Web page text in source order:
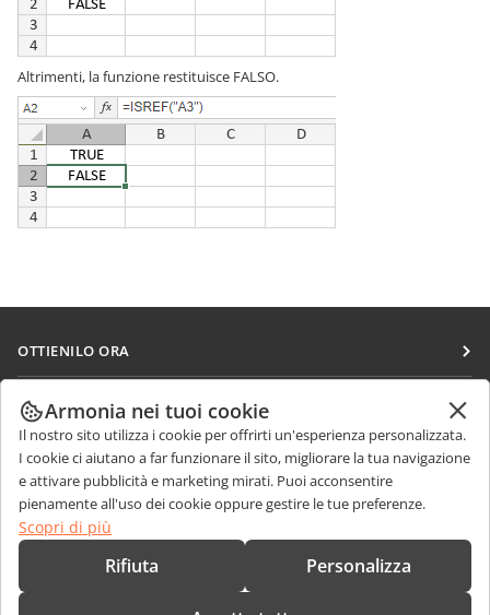
Altrimenti, la funzione restituisce FALSO.
OTTIENILO ORA
Docs
DocSpace
Workspace
Connettori
App desktop
COLLABORA
Per i contributori
Per i traduttori
Per gli influencer
Offerte di lavoro
RICEVI NOTIZIE
Blog
RICEVI AIUTO
Forum
CONTATTACI
Domande sulle vendite
sales@onlyoffice.com
Armonia nei tuoi cookie
Il nostro sito utilizza i cookie per offrirti un'esperienza personalizzata.
I cookie ci aiutano a far funzionare il sito, migliorare la tua navigazione
e attivare pubblicità e marketing mirati. Puoi acconsentire
pienamente all'uso dei cookie oppure gestire le tue preferenze.
Scopri di più
Rifiuta Personalizza